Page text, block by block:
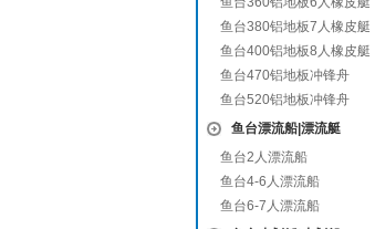
鱼台380铝地板7人橡皮艇
鱼台400铝地板8人橡皮艇
鱼台470铝地板冲锋舟
鱼台520铝地板冲锋舟
鱼台漂流船|漂流艇
鱼台2人漂流船
鱼台4-6人漂流船
鱼台6-7人漂流船